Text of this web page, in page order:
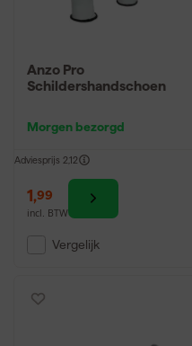
Anzo Pro
Schildershandschoen
Morgen bezorgd
Adviesprijs 2,12
1,99
incl. BTW
Vergelijk